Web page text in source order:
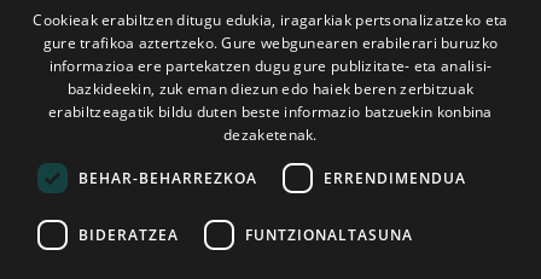
2026ko eka. 1a 2026ko mar. 1a
Cookieak erabiltzen ditugu edukia, iragarkiak pertsonalizatzeko eta
gure trafikoa aztertzeko. Gure webgunearen erabilerari buruzko
informazioa ere partekatzen dugu gure publizitate- eta analisi-
bazkideekin, zuk eman diezun edo haiek beren zerbitzuak
erabiltzeagatik bildu duten beste informazio batzuekin konbina
dezaketenak.
BEHAR-BEHARREZKOA ERRENDIMENDUA
BIDERATZEA FUNTZIONALTASUNA